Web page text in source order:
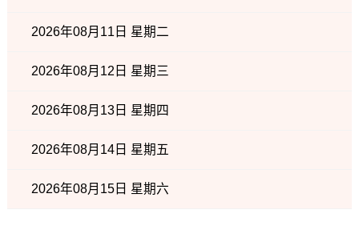
2026年08月11日 星期二
2026年08月12日 星期三
2026年08月13日 星期四
2026年08月14日 星期五
2026年08月15日 星期六